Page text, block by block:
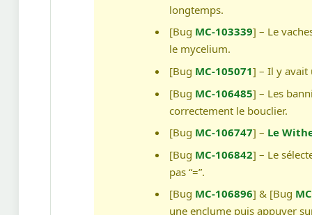
longtemps.
[Bug MC-103339] – Le
le mycelium.
[Bug MC-105071] – Il y avait
[Bug MC-106485] – Les
correctement le bouclier.
[Bug MC-106747] – Le
[Bug MC-106842] – Le
pas “=”.
[Bug MC-106896] & [Bug
une enclume puis appuyer